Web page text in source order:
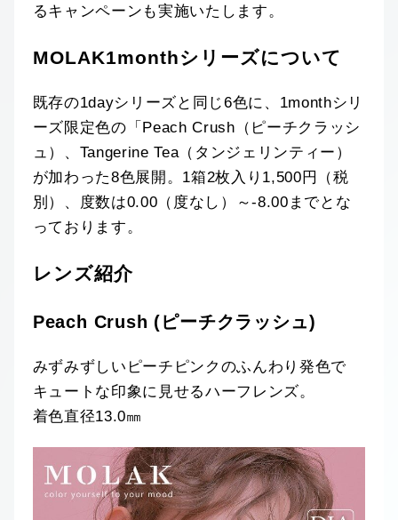
るキャンペーンも実施いたします。
MOLAK1monthシリーズについて
既存の1dayシリーズと同じ6色に、1monthシリ
ーズ限定色の「Peach Crush（ピーチクラッシ
ュ）、Tangerine Tea（タンジェリンティー）
が加わった8色展開。1箱2枚入り1,500円（税
別）、度数は0.00（度なし）～-8.00までとな
っております。
レンズ紹介
Peach Crush (ピーチクラッシュ)
みずみずしいピーチピンクのふんわり発色で
キュートな印象に見せるハーフレンズ。
着色直径13.0㎜